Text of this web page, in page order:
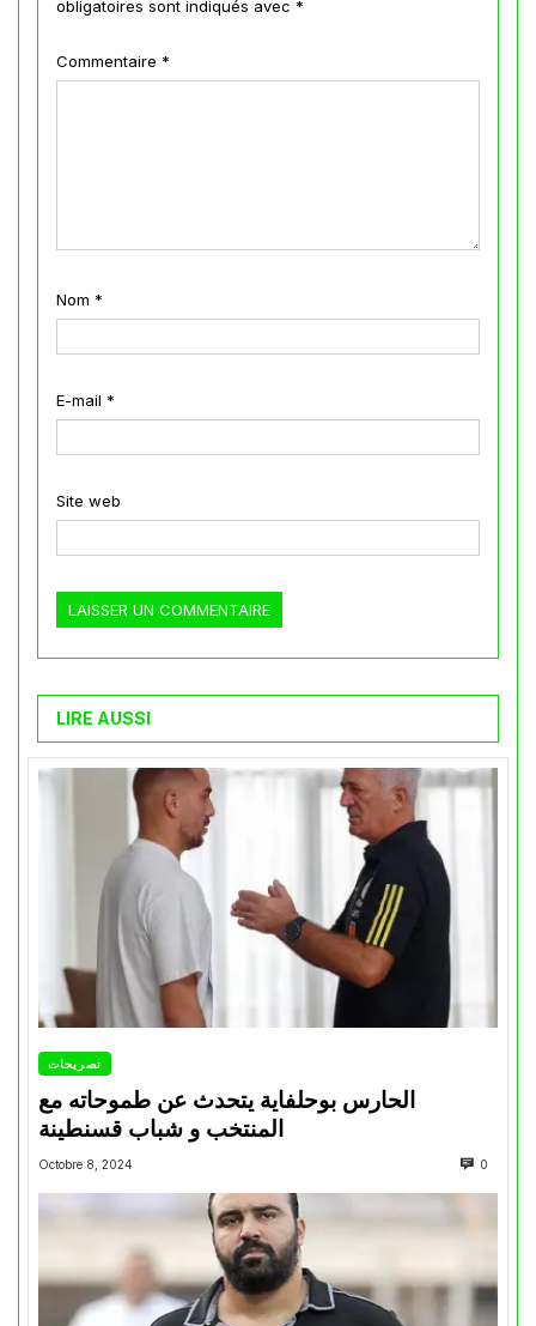
obligatoires sont indiqués avec *
Commentaire *
Nom *
E-mail *
Site web
LIRE AUSSI
تصريحات
الحارس بوحلفاية يتحدث عن طموحاته مع
المنتخب و شباب قسنطينة
Octobre 8, 2024 0